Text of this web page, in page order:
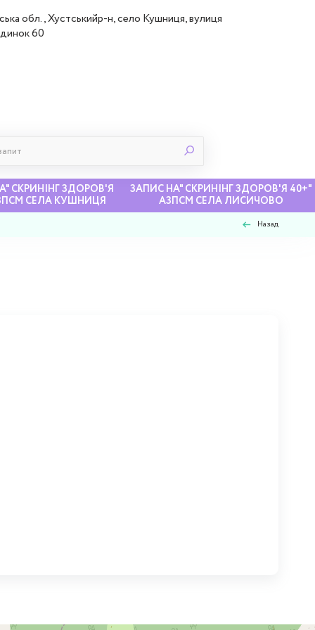
обл., Хустськийр-н, село Кушниця, вулиця
60
СКРИНІНГ ЗДОРОВ'Я
СЕЛА КУШНИЦЯ
ЗАПИС НА" СКРИНІНГ ЗДОРОВ'Я 40+"
АЗПСМ СЕЛА ЛИСИЧОВО
Назад